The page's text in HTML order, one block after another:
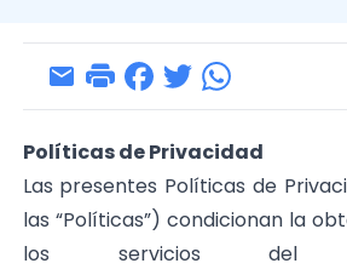
Políticas de Privacidad
Las presentes Políticas de
las “Políticas”) condicionan la
los servicios del